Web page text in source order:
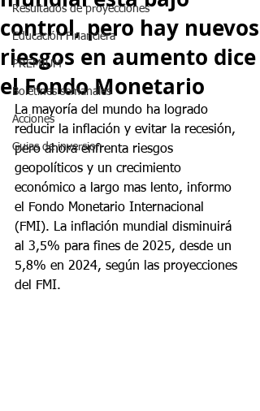
Resultados de proyecciones
Educación Financiera
PREMIUM
Boletines semanales
Acciones
Guias de inversion
control, pero hay nuevos
riesgos en aumento dice
el Fondo Monetario
La mayoría del mundo ha logrado
reducir la inflación y evitar la recesión,
pero ahora enfrenta riesgos
geopolíticos y un crecimiento
económico a largo mas lento, informo
el Fondo Monetario Internacional
(FMI). La inflación mundial disminuirá
al 3,5% para fines de 2025, desde un
5,8% en 2024, según las proyecciones
del FMI.